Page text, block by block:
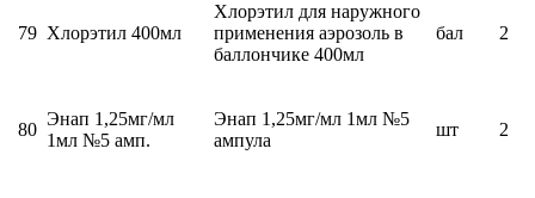
79 Хлорэтил 400мл
Хлорэтил для наружного
применения аэрозоль в
баллончике 400мл
бал 2
80
Энап 1,25мг/мл
1мл №5 амп.
Энап 1,25мг/мл 1мл №5
ампула
шт 2